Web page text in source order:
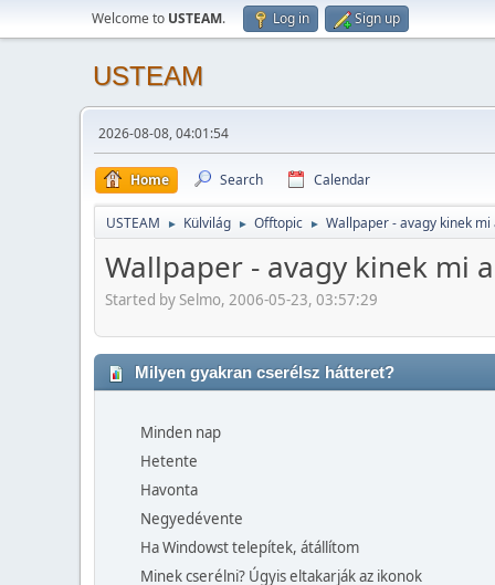
Welcome to USTEAM. Log in Sign up
USTEAM
2026-08-08, 04:01:54
Home Search Calendar
USTEAM ► Külvilág ► Offtopic ► Wallpaper - avagy kinek
Wallpaper - avagy kinek mi
Started by Selmo, 2006-05-23, 03:57:29
Milyen gyakran cserélsz hátteret?
Minden nap
Hetente
Havonta
Negyedévente
Ha Windowst telepítek, átállítom
Minek cserélni? Úgyis eltakarják az ikonok